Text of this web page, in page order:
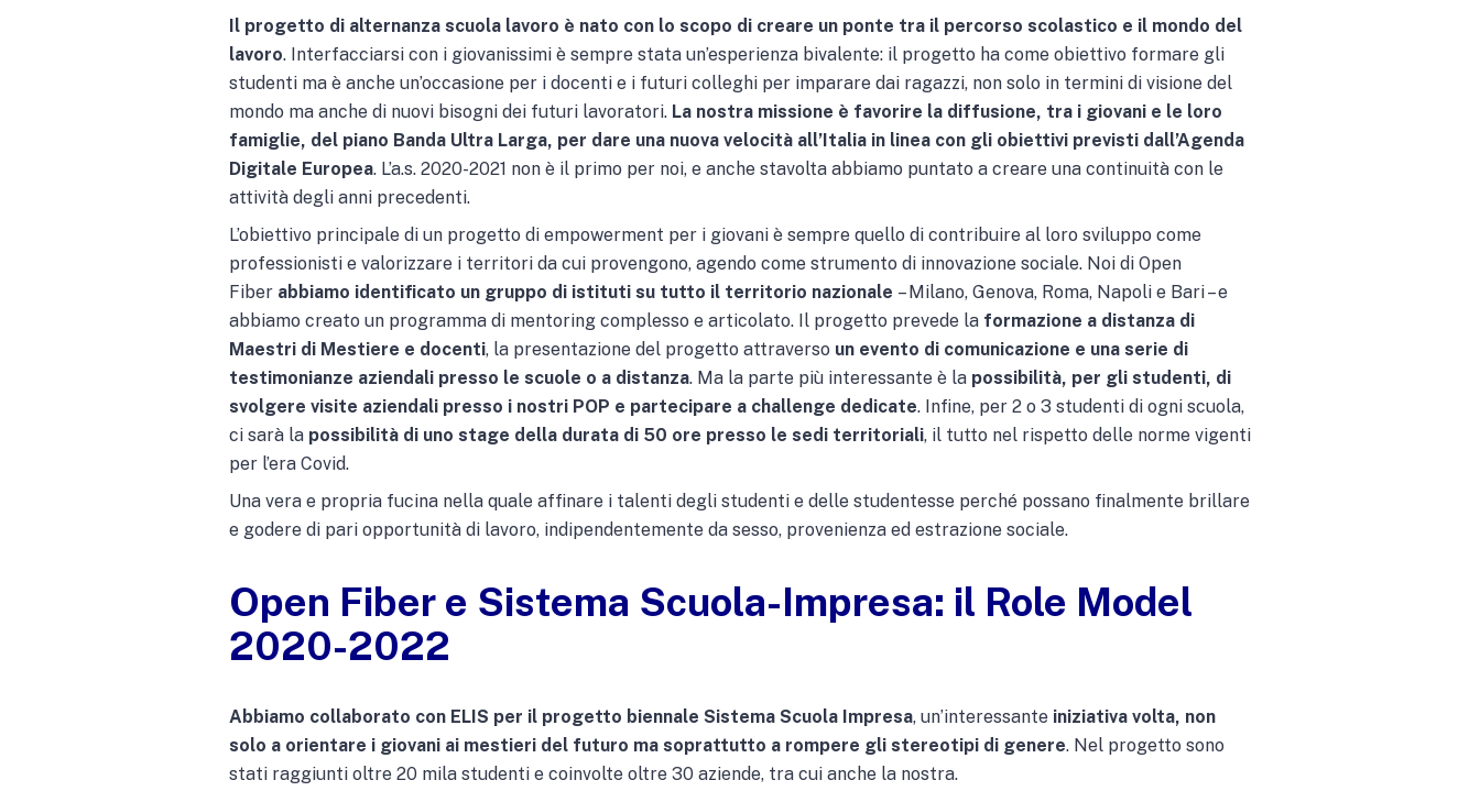
Il progetto di alternanza scuola lavoro è nato con lo scopo di creare un ponte tra il percorso scolastico e il mondo del
lavoro. Interfacciarsi con i giovanissimi è sempre stata un’esperienza bivalente: il progetto ha come obiettivo formare gli
studenti ma è anche un’occasione per i docenti e i futuri colleghi per imparare dai ragazzi, non solo in termini di visione del
mondo ma anche di nuovi bisogni dei futuri lavoratori. La nostra missione è favorire la diffusione, tra i giovani e le loro
famiglie, del piano Banda Ultra Larga, per dare una nuova velocità all’Italia in linea con gli obiettivi previsti dall’Agenda
Digitale Europea. L’a.s. 2020-2021 non è il primo per noi, e anche stavolta abbiamo puntato a creare una continuità con le
attività degli anni precedenti.
L’obiettivo principale di un progetto di empowerment per i giovani è sempre quello di contribuire al loro sviluppo come
professionisti e valorizzare i territori da cui provengono, agendo come strumento di innovazione sociale. Noi di Open
Fiber abbiamo identificato un gruppo di istituti su tutto il territorio nazionale – Milano, Genova, Roma, Napoli e Bari – e
abbiamo creato un programma di mentoring complesso e articolato. Il progetto prevede la formazione a distanza di
Maestri di Mestiere e docenti, la presentazione del progetto attraverso un evento di comunicazione e una serie di
testimonianze aziendali presso le scuole o a distanza. Ma la parte più interessante è la possibilità, per gli studenti, di
svolgere visite aziendali presso i nostri POP e partecipare a challenge dedicate. Infine, per 2 o 3 studenti di ogni scuola,
ci sarà la possibilità di uno stage della durata di 50 ore presso le sedi territoriali, il tutto nel rispetto delle norme vigenti
per l’era Covid.
Una vera e propria fucina nella quale affinare i talenti degli studenti e delle studentesse perché possano finalmente brillare
e godere di pari opportunità di lavoro, indipendentemente da sesso, provenienza ed estrazione sociale.
Open Fiber e Sistema Scuola-Impresa: il Role Model
2020-2022
Abbiamo collaborato con ELIS per il progetto biennale Sistema Scuola Impresa, un’interessante iniziativa volta, non
solo a orientare i giovani ai mestieri del futuro ma soprattutto a rompere gli stereotipi di genere. Nel progetto sono
stati raggiunti oltre 20 mila studenti e coinvolte oltre 30 aziende, tra cui anche la nostra.